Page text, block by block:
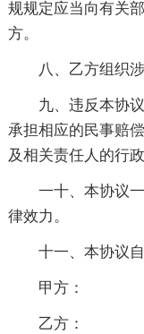
规规定应当向有关
方。
八、乙方组织
九、违反本协
承担相应的民事赔
及相关责任人的行
一十、本协议
律效力。
十一、本协议
甲方：
乙方：